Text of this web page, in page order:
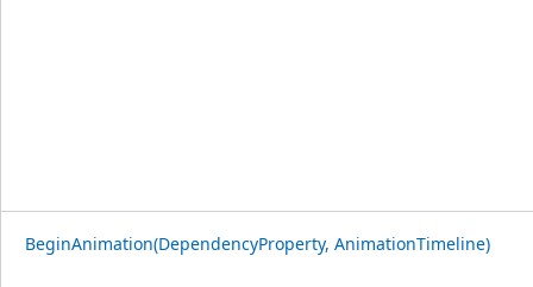
BeginAnimation(DependencyProperty, AnimationTimeline)